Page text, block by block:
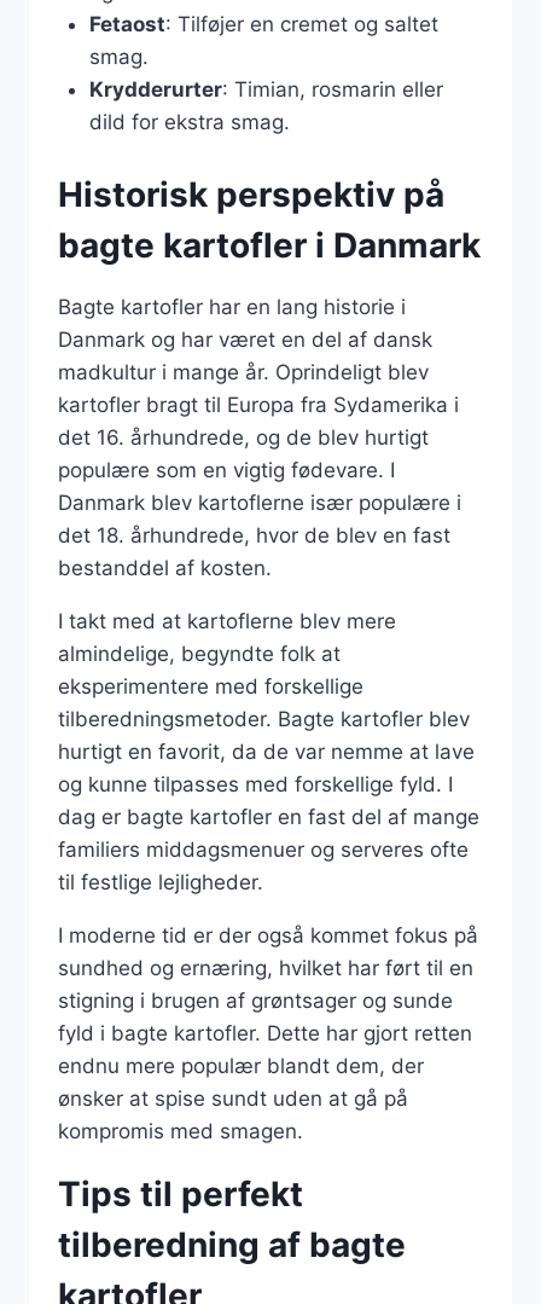
Fetaost: Tilføjer en cremet og saltet
smag.
Krydderurter: Timian, rosmarin eller
dild for ekstra smag.
Historisk perspektiv på
bagte kartofler i Danmark
Bagte kartofler har en lang historie i
Danmark og har været en del af dansk
madkultur i mange år. Oprindeligt blev
kartofler bragt til Europa fra Sydamerika i
det 16. århundrede, og de blev hurtigt
populære som en vigtig fødevare. I
Danmark blev kartoflerne især populære i
det 18. århundrede, hvor de blev en fast
bestanddel af kosten.
I takt med at kartoflerne blev mere
almindelige, begyndte folk at
eksperimentere med forskellige
tilberedningsmetoder. Bagte kartofler blev
hurtigt en favorit, da de var nemme at lave
og kunne tilpasses med forskellige fyld. I
dag er bagte kartofler en fast del af mange
familiers middagsmenuer og serveres ofte
til festlige lejligheder.
I moderne tid er der også kommet fokus på
sundhed og ernæring, hvilket har ført til en
stigning i brugen af grøntsager og sunde
fyld i bagte kartofler. Dette har gjort retten
endnu mere populær blandt dem, der
ønsker at spise sundt uden at gå på
kompromis med smagen.
Tips til perfekt
tilberedning af bagte
kartofler